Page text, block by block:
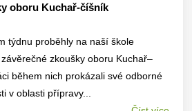
oboru Kuchař-číšník
týdnu proběhly na naší škole
zkoušky oboru Kuchař–
během nich prokázali své odborné
v oblasti přípravy...